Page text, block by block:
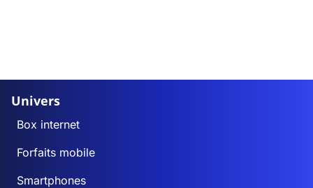
Univers
Box internet
Forfaits mobile
Smartphones